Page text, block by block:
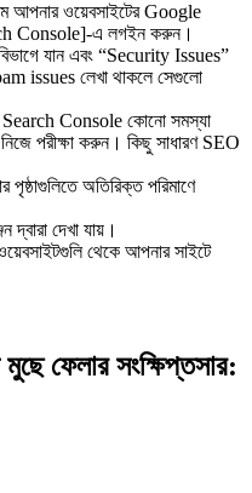
আপনার ওয়েবসাইটের Google
Console]-এ লগইন করুন।
যান এবং “Security Issues”
issues লেখা থাকলে সেগুলো
Console কোনো সমস্যা
পরীক্ষা করুন। কিছু সাধারণ SEO
পৃষ্ঠাগুলিতে অতিরিক্ত পরিমাণে
দ্বারা দেখা যায়।
থেকে আপনার সাইটে
ফেলার সংক্ষিপ্তসার: